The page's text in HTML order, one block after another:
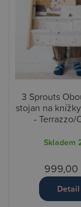
3 Sprouts
stojan na
- Terrazzo/
Skladem
999,00
Detail